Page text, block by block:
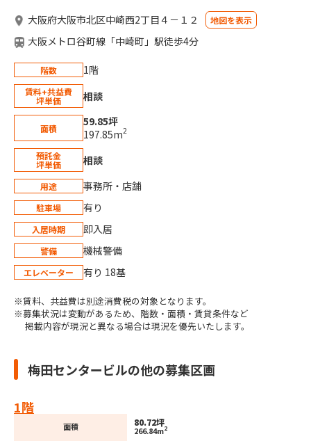
大阪府大阪市北区中崎西2丁目４－１２ 地図を表示
大阪メトロ谷町線「中崎町」駅徒歩4分
階数 1階
賃料+共益費
坪単価 相談
面積
59.85坪
197.85m2
預託金
坪単価 相談
用途 事務所・店舗
駐車場 有り
入居時期 即入居
警備 機械警備
エレベーター 有り 18基
※賃料、共益費は別途消費税の対象となります。
※募集状況は変動があるため、階数・面積・賃貸条件など
掲載内容が現況と異なる場合は現況を優先いたします。
梅田センタービルの他の募集区画
1階
面積 80.72坪
266.84m2